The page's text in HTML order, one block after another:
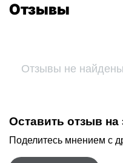
Отзывы
Отзывы не найдены
Оставить отзыв на
Поделитесь мнением с